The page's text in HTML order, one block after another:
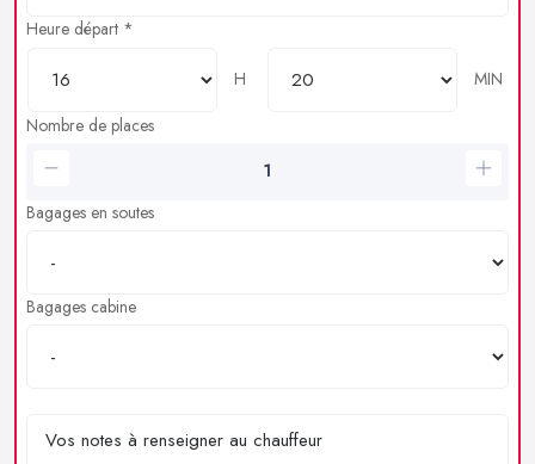
Heure départ *
H
MIN
Nombre de places
Bagages en soutes
Bagages cabine